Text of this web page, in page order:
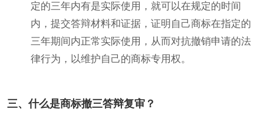
定的三年内有是实际使用，就可以在规定的时间
内，提交答辩材料和证据，证明自己商标在指定的
三年期间内正常实际使用，从而对抗撤销申请的法
律行为，以维护自己的商标专用权。
三、什么是商标撤三答辩复审？